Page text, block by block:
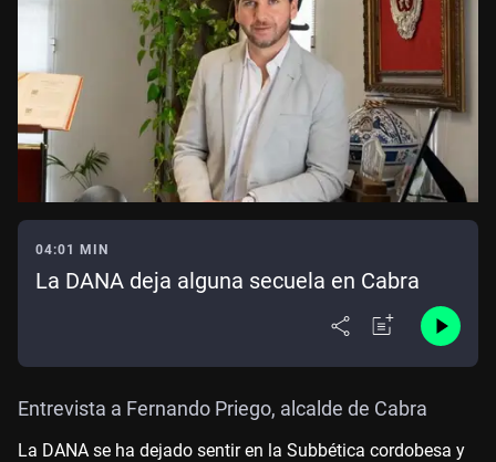
04:01 MIN
La DANA deja alguna secuela en Cabra
Entrevista a Fernando Priego, alcalde de Cabra
La DANA se ha dejado sentir en la Subbética cordobesa y